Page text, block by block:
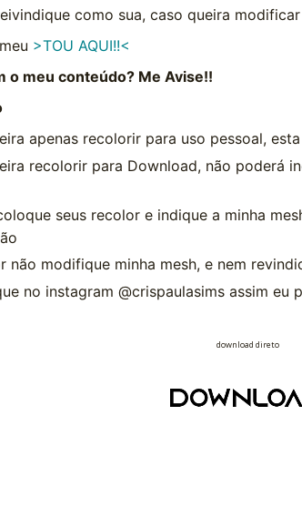
como sua, caso queira
>TOU AQUI!!<
o meu conteúdo? Me Avise!!
apenas recolorir para uso pessoal,
recolorir para Download, não poderá
seus recolor e indique a minha
não modifique minha mesh, e nem
no instagram @crispaulasims assim eu
download direto